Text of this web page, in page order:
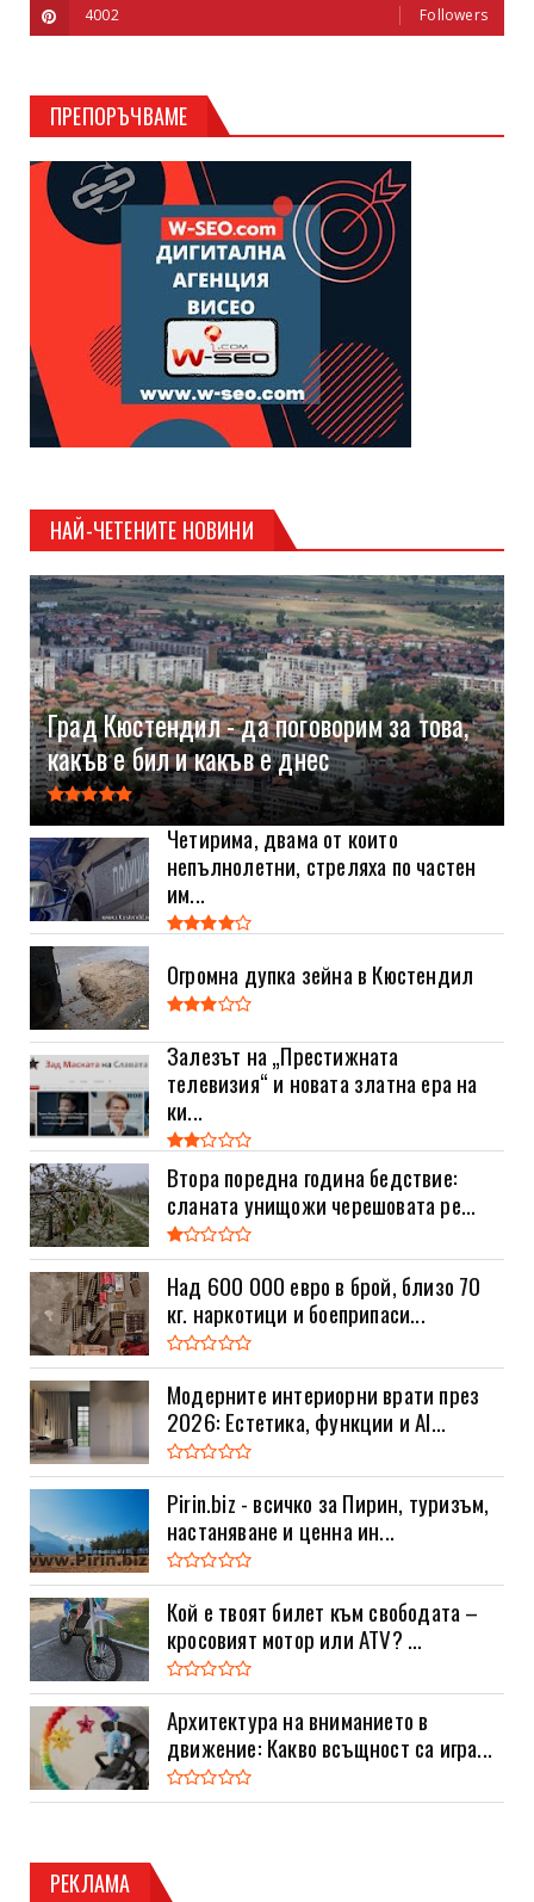
4002 Followers
ПРЕПОРЪЧВАМЕ
НАЙ-ЧЕТЕНИТЕ НОВИНИ
Град Кюстендил - да поговорим за това,
какъв е бил и какъв е днес
Четирима, двама от които
непълнолетни, стреляха по частен
им...
Огромна дупка зейна в Кюстендил
Залезът на „Престижната
телевизия“ и новата златна ера на
ки...
Втора поредна година бедствие:
сланата унищожи черешовата ре...
Над 600 000 евро в брой, близо 70
кг. наркотици и боеприпаси...
Модерните интериорни врати през
2026: Естетика, функции и AI...
Pirin.biz - всичко за Пирин, туризъм,
настаняване и ценна ин...
Кой е твоят билет към свободата –
кросовият мотор или ATV? ...
Архитектура на вниманието в
движение: Какво всъщност са игра...
РЕКЛАМА